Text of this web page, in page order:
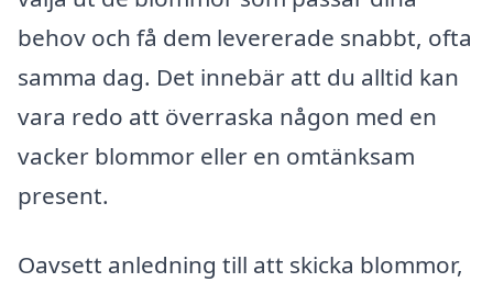
behov och få dem levererade snabbt, ofta
samma dag. Det innebär att du alltid kan
vara redo att överraska någon med en
vacker blommor eller en omtänksam
present.
Oavsett anledning till att skicka blommor,